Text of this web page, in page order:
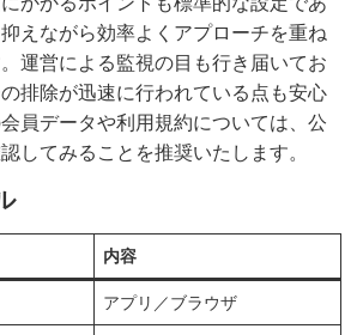
えながら効率よくアプローチを重ね
運営による監視の目も行き届いてお
排除が迅速に行われている点も安心
員データや利用規約については、公
してみることを推奨いたします。
内容
アプリ／ブラウザ